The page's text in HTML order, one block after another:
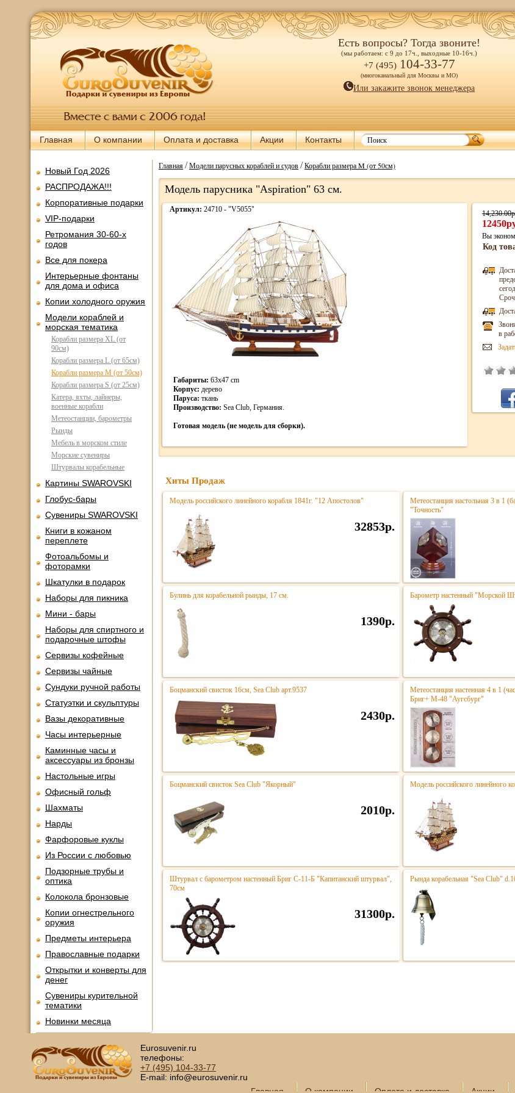
Есть вопросы? Тогда звоните!
(мы работаем: с 9 до 17ч., выходные 10-16ч.)
+7 (495) 104-33-77
(многоканальный для Москвы и МО)
Или закажите звонок менеджера
Главная О компании Оплата и доставка Акции Контакты
Новый Год 2026
РАСПРОДАЖА!!!
Корпоративные подарки
VIP-подарки
Ретромания 30-60-х
годов
Все для покера
Интерьерные фонтаны
для дома и офиса
Копии холодного оружия
Модели кораблей и
морская тематика
Корабли размера XL (от
90см)
Корабли размера L (от 65см)
Корабли размера M (от 50см)
Корабли размера S (от 25см)
Катера, яхты, лайнеры,
военные корабли
Метеостанции, барометры
Рынды
Мебель в морском стиле
Морские сувениры
Штурвалы корабельные
Картины SWAROVSKI
Глобус-бары
Сувениры SWAROVSKI
Книги в кожаном
переплете
Фотоальбомы и
фоторамки
Шкатулки в подарок
Наборы для пикника
Мини - бары
Наборы для спиртного и
подарочные штофы
Сервизы кофейные
Сервизы чайные
Сундуки ручной работы
Статуэтки и скульптуры
Вазы декоративные
Часы интерьерные
Каминные часы и
аксессуары из бронзы
Настольные игры
Офисный гольф
Шахматы
Нарды
Фарфоровые куклы
Из России с любовью
Подзорные трубы и
оптика
Колокола бронзовые
Копии огнестрельного
оружия
Предметы интерьера
Православные подарки
Открытки и конверты для
денег
Сувениры курительной
тематики
Новинки месяца
Главная/Модели парусных кораблей и судов/Корабли размера M (от 50см)
Модель парусника "Aspiration" 63 см.
Артикул: 24710 - "V5055"
Габариты: 63х47 cm
Корпус: дерево
Паруса: ткань
Производство: Sea Club, Германия.
Готовая модель (не модель для сборки).
Вы
Код
в
Хиты Продаж
Модель российского линейного корабля 1841г. "12 Апостолов"
32853р.
Метеостанция настольная 3 в 1
"Точность"
Булинь для корабельной рынды, 17 см.
1390р.
Барометр настенный "Морской
Боцманский свисток 16см, Sea Club арт.9537
2430р.
Метеостанция настенная 4 в 1
Бриг+ М-48 "Аугсбург"
Боцманский свисток Sea Club "Якорный"
2010р.
Модель российского линейного
Штурвал с барометром настенный Бриг С-11-Б "Капитанский штурвал",
70см
31300р.
Рында корабельная "Sea Club"
Eurosuvenir.ru
телефоны:
+7 (495) 104-33-77
E-mail: info@eurosuvenir.ru